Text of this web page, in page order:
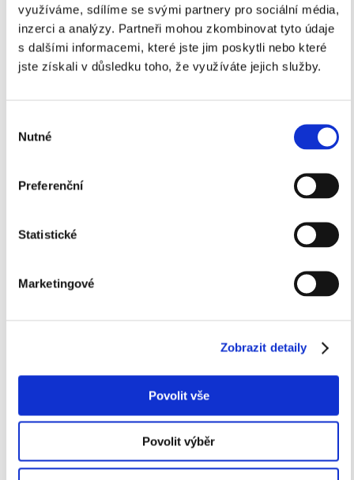
využíváme, sdílíme se svými partnery pro sociální média,
inzerci a analýzy. Partneři mohou zkombinovat tyto údaje
s dalšími informacemi, které jste jim poskytli nebo které
jste získali v důsledku toho, že využíváte jejich služby.
souhlasu
Nutné
Preferenční
Statistické
Marketingové
Zobrazit detaily
Povolit vše
Povolit výběr